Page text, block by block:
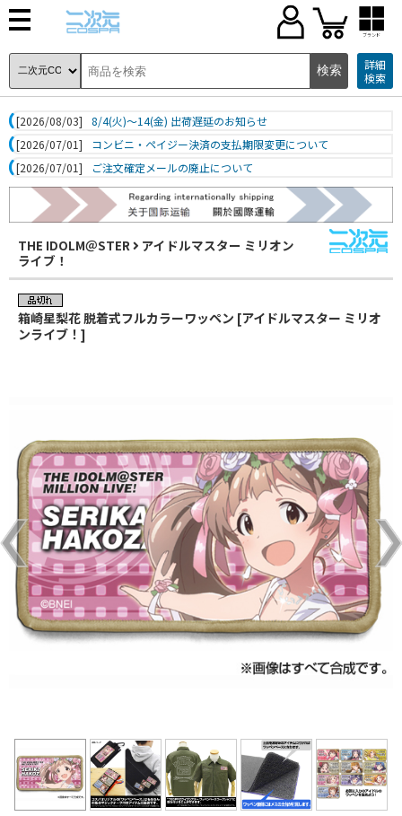
ブランド
詳細
検索
[2026/08/03]
8/4(火)～14(金) 出荷遅延のお知らせ
[2026/07/01]
コンビニ・ペイジー決済の支払期限変更について
[2026/07/01]
ご注文確定メールの廃止について
THE IDOLM＠STER
アイドルマスター ミリオン
ライブ！
箱崎星梨花 脱着式フルカラーワッペン [アイドルマスター ミリオ
ンライブ！]